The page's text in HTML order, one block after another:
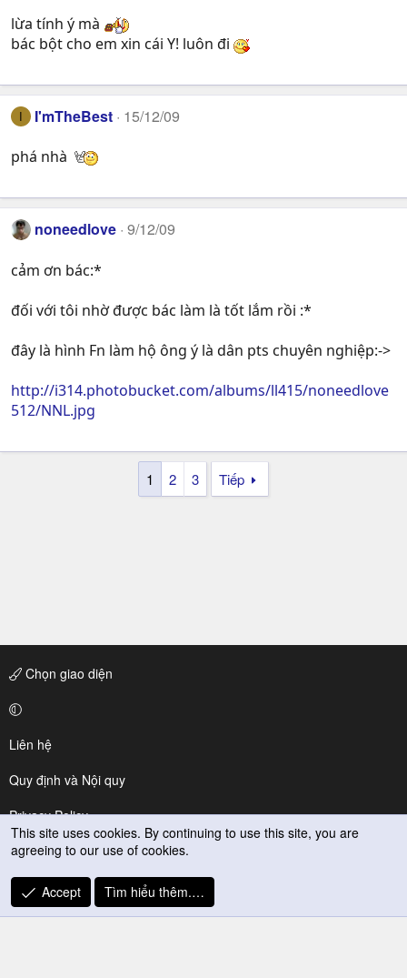
lừa tính ý mà
bác bột cho em xin cái Y! luôn đi
I I'mTheBest 15/12/09
phá nhà
noneedlove 9/12/09
cảm ơn bác:*
đối với tôi nhờ được bác làm là tốt lắm rồi :*
đây là hình Fn làm hộ ông ý là dân pts chuyên nghiệp:->
http://i314.photobucket.com/albums/ll415/noneedlove
512/NNL.jpg
1 2 3 Tiếp
Chọn giao diện
Liên hệ
Quy định và Nội quy
Privacy Policy
Trợ giúp
R
S
This site uses cookies. By continuing to use this site, you are
agreeing to our use of cookies.
Accept Tìm hiểu thêm.…